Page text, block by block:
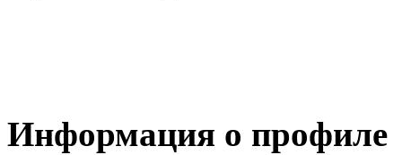
Информация о профиле